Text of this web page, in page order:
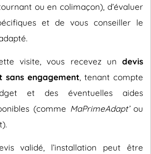
ou en colimaçon), d’évaluer
et de vous conseiller le
visite, vous recevez un devis
sans engagement , tenant compte
et des éventuelles aides
(comme MaPrimeAdapt’ou
validé, l’installation peut être